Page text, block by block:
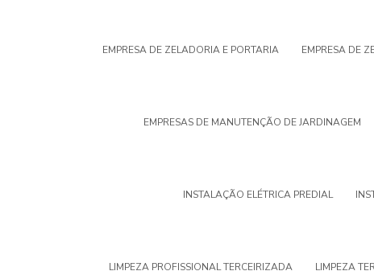
EMPRESA DE ZELADORIA E PORTARIA EMPRESA DE
EMPRESAS DE MANUTENÇÃO DE JARDINAGEM
INSTALAÇÃO ELÉTRICA PREDIAL
LIMPEZA PROFISSIONAL TERCEIRIZADA LIMPEZA